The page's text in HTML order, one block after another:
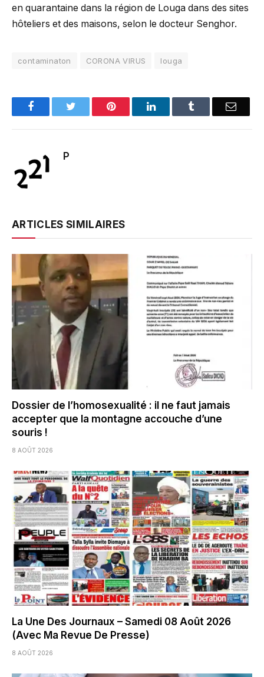
en quarantaine dans la région de Louga dans des sites
hôteliers et des maisons, selon le docteur Senghor.
contaminaton CORONA VIRUS louga
FacebookTwitter Pinterest LinkedInTumblr Email
P
ARTICLES SIMILAIRES
Dossier de l’homosexualité : il ne faut jamais
accepter que la montagne accouche d’une
souris !
8 AOÛT 2026
La Une Des Journaux – Samedi 08 Août 2026
(Avec Ma Revue De Presse)
8 AOÛT 2026